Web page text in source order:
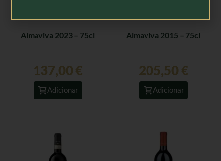
Almaviva 2023 – 75cl
137,00 €
Adicionar
Almaviva 2015 – 75cl
205,50 €
Adicionar